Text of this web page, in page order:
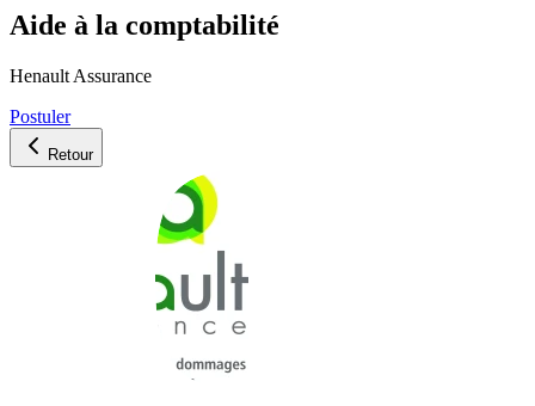
Aide à la comptabilité
Henault Assurance
Postuler
Retour